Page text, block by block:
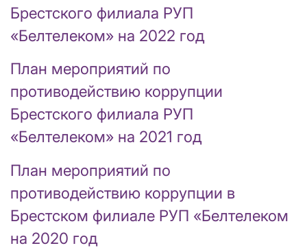
Брестского филиала РУП
«Белтелеком» на 2022 год
План мероприятий по
противодействию коррупции
Брестского филиала РУП
«Белтелеком» на 2021 год
План мероприятий по
противодействию коррупции в
Брестском филиале РУП «Белтелеком
на 2020 год